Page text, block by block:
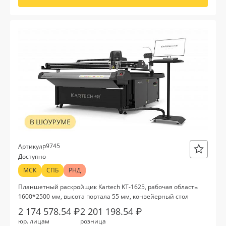
Артикулр9745
Доступно
МСК
СПБ
РНД
Планшетный раскройщик Kartech KT-1625, рабочая область
1600*2500 мм, высота портала 55 мм, конвейерный стол
2 174 578.54 ₽
юр. лицам
2 201 198.54 ₽
розница